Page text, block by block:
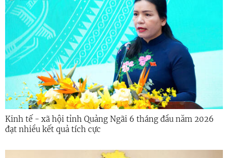
Kinh tế - xã hội tỉnh Quảng Ngãi 6 tháng đầu năm 2026
đạt nhiều kết quả tích cực